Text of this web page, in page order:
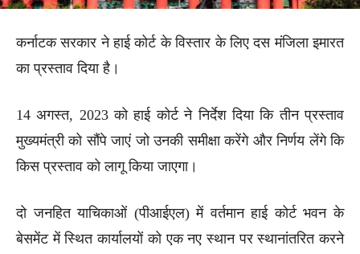
कर्नाटक सरकार ने हाई कोर्ट के विस्तार के लिए दस मंजिला इमारत
का प्रस्ताव दिया है।
14 अगस्त, 2023 को हाई कोर्ट ने निर्देश दिया कि तीन प्रस्ताव
मुख्यमंत्री को सौंपे जाएं जो उनकी समीक्षा करेंगे और निर्णय लेंगे कि
किस प्रस्ताव को लागू किया जाएगा।
दो जनहित याचिकाओं (पीआईएल) में वर्तमान हाई कोर्ट भवन के
बेसमेंट में स्थित कार्यालयों को एक नए स्थान पर स्थानांतरित करने